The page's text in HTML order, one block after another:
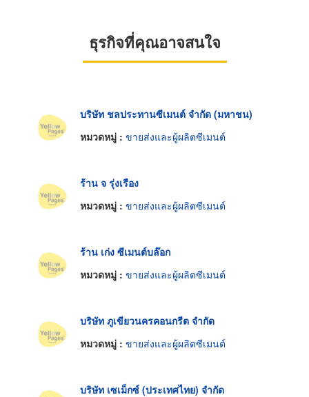
ธุรกิจที่คุณอาจสนใจ
บริษัท ชลประทานซีเมนต์ จำกัด (มหาชน)
หมวดหมู่ : ขายส่งและผู้ผลิตซีเมนต์
ร้าน จ รุ่งเรือง
หมวดหมู่ : ขายส่งและผู้ผลิตซีเมนต์
ร้าน เก่ง ซีเมนต์บล๊อก
หมวดหมู่ : ขายส่งและผู้ผลิตซีเมนต์
บริษัท ภูเขียวนครคอนกรีต จำกัด
หมวดหมู่ : ขายส่งและผู้ผลิตซีเมนต์
บริษัท เซเม็กซ์ (ประเทศไทย) จำกัด